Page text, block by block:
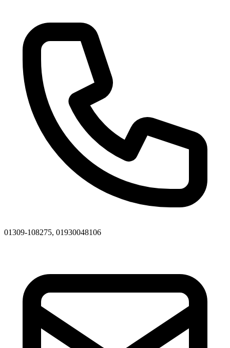
01309-108275, 01930048106